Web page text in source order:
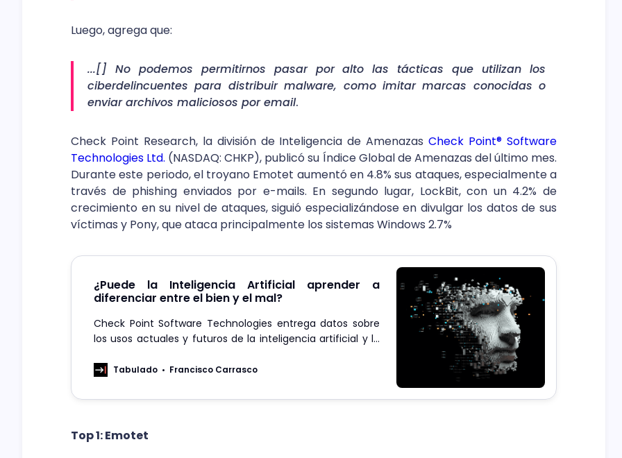
Luego, agrega que:
...[] No podemos permitirnos pasar por alto las tácticas que utilizan los
ciberdelincuentes para distribuir malware, como imitar marcas conocidas o
enviar archivos maliciosos por email.
Check Point Research, la división de Inteligencia de AmenazasCheck Point® Software
Technologies Ltd. (NASDAQ: CHKP), publicó su Índice Global de Amenazas del último mes.
Durante este periodo, el troyano Emotet aumentó en 4.8% sus ataques, especialmente a
través de phishing enviados por e-mails. En segundo lugar, LockBit, con un 4.2% de
crecimiento en su nivel de ataques, siguió especializándose en divulgar los datos de sus
víctimas y Pony, que ataca principalmente los sistemas Windows 2.7%
¿Puede la Inteligencia Artificial aprender a
diferenciar entre el bien y el mal?
Check Point Software Technologies entrega datos sobre
los usos actuales y futuros de la inteligencia artificial y la
desarrollo productivo.
Tabulado Francisco Carrasco
Top 1: Emotet